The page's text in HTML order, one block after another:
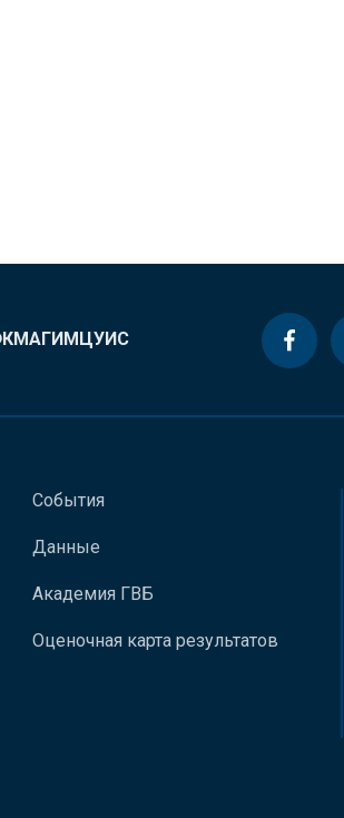
МАГИМЦУИС
События
Данные
Академия ГВБ
Оценочная карта результатов